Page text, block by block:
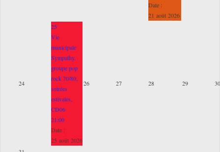
Date :
21 août 2026
24
25
Vie
municipale
Sympathy,
groupe pop
rock 70/80,
soirées
estivales,
CD06
21:00
Date :
25 août 2026
26 27 28 29